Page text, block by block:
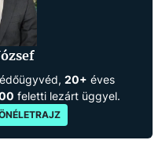
20+ éves
feletti lezárt üggyel.